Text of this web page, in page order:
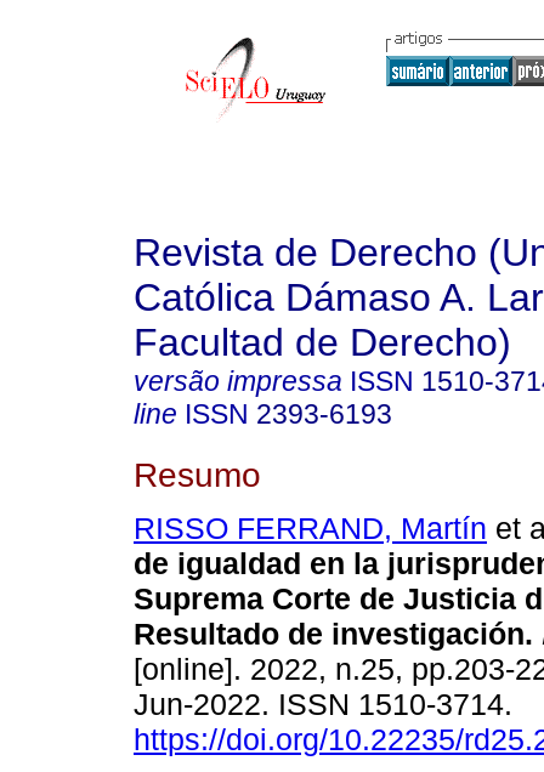
Revista de Derecho
Católica Dámaso A.
Facultad de Derecho)
versão impressa ISSN 1510-
line ISSN 2393-6193
Resumo
RISSO FERRAND, Martín et
de igualdad en la
Suprema Corte de Justicia
Resultado de investigación.
[online]. 2022, n.25, pp.203-
Jun-2022. ISSN 1510-3714.
https://doi.org/10.22235/